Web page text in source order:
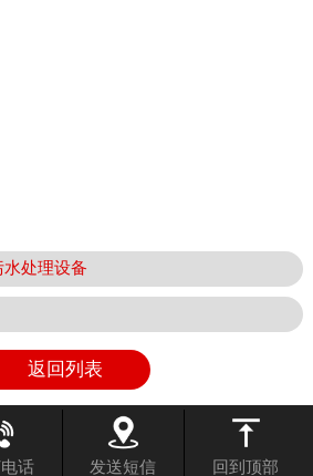
处理设备
返回列表
话 发送短信 回到顶部